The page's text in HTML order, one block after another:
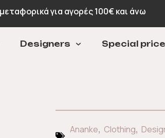
σε 3 άτοκες δόσεις με Klarna
Designers Special
Ananke, Clothing,